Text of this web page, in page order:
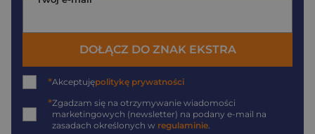
DOŁĄCZ DO ZNAK EKSTRA
*Akceptujępolitykę prywatności
*Zgadzam się na otrzymywanie wiadomości
marketingowych (newsletter) na podany e-mail na
zasadach określonych w regulaminie.